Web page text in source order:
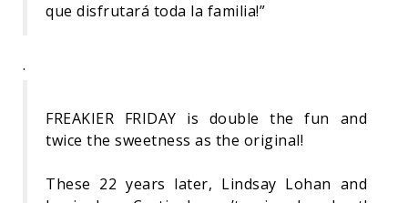
que disfrutará toda la familia!”
.
FREAKIER FRIDAY is double the fun and
twice the sweetness as the original!
These 22 years later, Lindsay Lohan and